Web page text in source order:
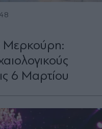
Μερκούρη:
6 Μαρτίου